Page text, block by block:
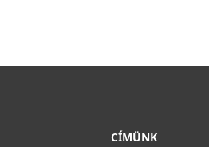
CÍMÜNK